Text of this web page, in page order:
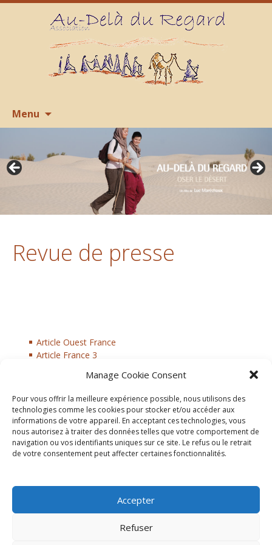
Manage Cookie Consent
Pour vous offrir la meilleure expérience possible, nous utilisons des
technologies comme les cookies pour stocker et/ou accéder aux
informations de votre appareil. En acceptant ces technologies, vous
nous autorisez à traiter des données telles que votre comportement de
navigation ou vos identifiants uniques sur ce site. Le refus ou le retrait
de votre consentement peut affecter certaines fonctionnalités.
Accepter
Refuser
Menu
contenu
Revue de presse
Article Ouest France
Article France 3
Article Ouest France 18/01/19
Article Ouest France 14/01/19
Article Ouest France 10/04/19
Article Ouest France 23/04/19
Article Télégramme 09/05/19